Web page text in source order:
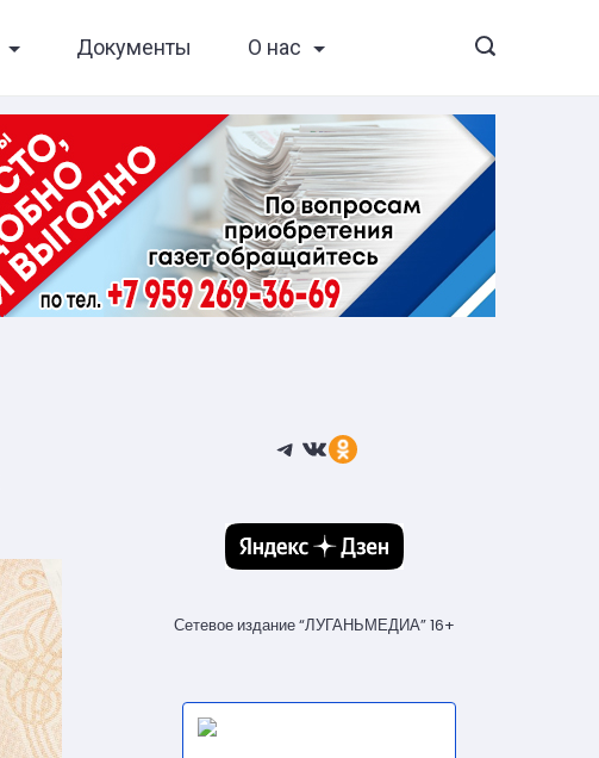
Документы О нас
Telegram
ВКонтакте
Ссылка
Сетевое издание “ЛУГАНЬМЕДИА” 16+